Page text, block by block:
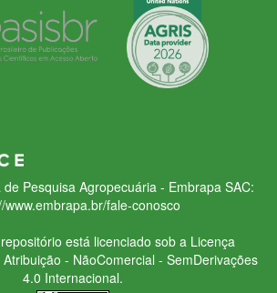
Pesquisa Agropecuária - Embrapa SAC:
www.embrapa.br/fale-conosco
está licenciado sob a Licença
Atribuição - NãoComercial - SemDerivações
4.0 Internacional.